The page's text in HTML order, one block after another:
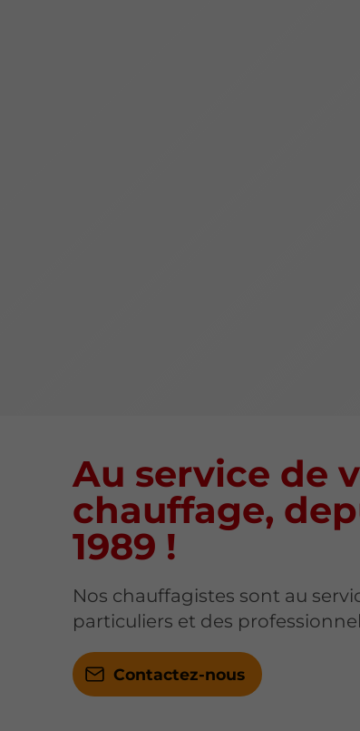
Au service de
chauffage,
1989 !
Nos chauffagistes sont au
particuliers et des
Contactez-nous